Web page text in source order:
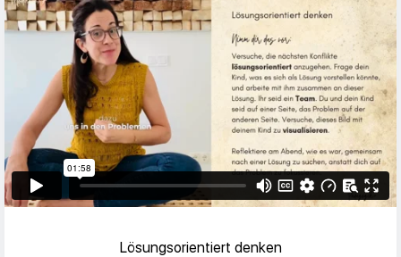
Lösungsorientiert denken